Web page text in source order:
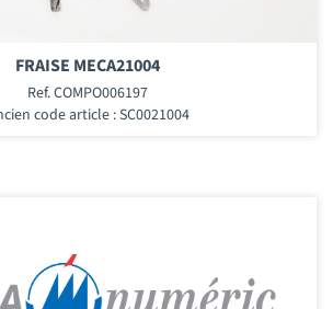
FRAISE MECA21004
Ref. COMPO006197
code article : SC0021004